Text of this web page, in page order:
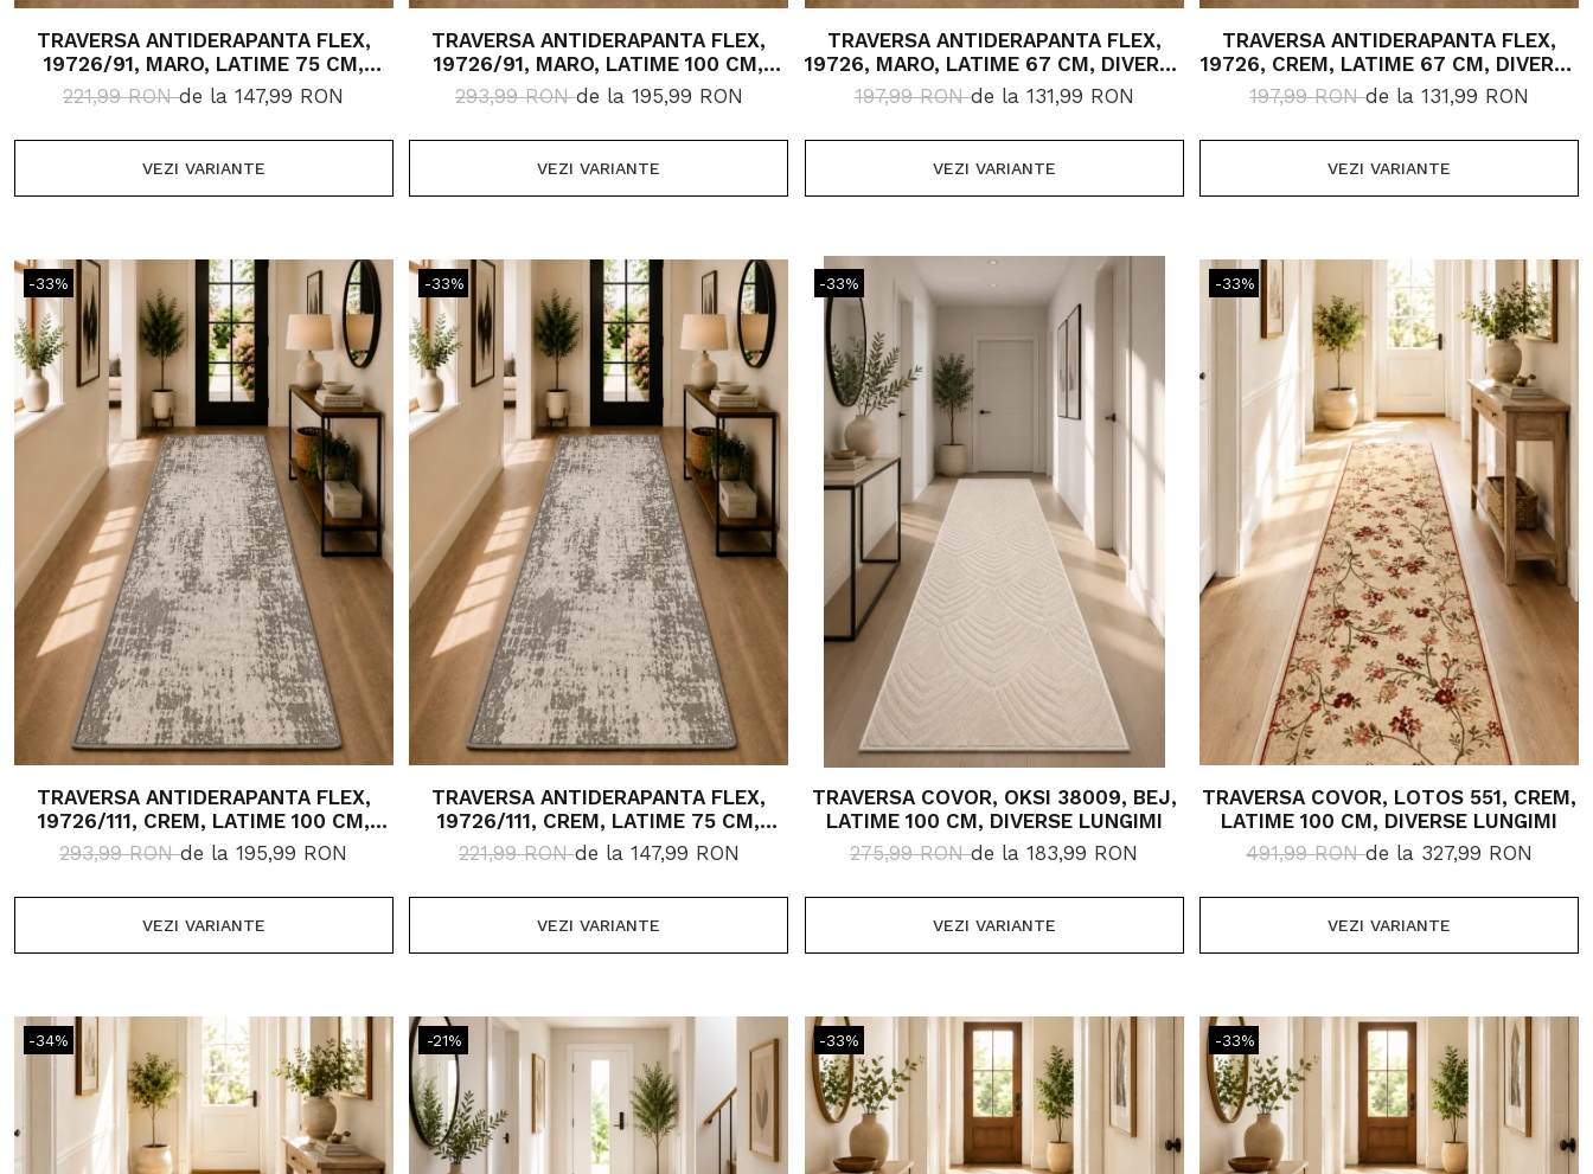
TRAVERSA ANTIDERAPANTA FLEX,
19726/91, MARO, LATIME 75 CM,
DIVERSE LUNGIMI
221,99 RONde la 147,99 RON
VEZI VARIANTE
TRAVERSA ANTIDERAPANTA FLEX,
19726/91, MARO, LATIME 100 CM,
DIVERSE LUNGIMI
293,99 RONde la 195,99 RON
VEZI VARIANTE
TRAVERSA ANTIDERAPANTA FLEX,
19726, MARO, LATIME 67 CM, DIVERSE
LUNGIMI
197,99 RONde la 131,99 RON
VEZI VARIANTE
TRAVERSA ANTIDERAPANTA FLEX,
19726, CREM, LATIME 67 CM, DIVERSE
LUNGIMI
197,99 RONde la 131,99 RON
VEZI VARIANTE
-33%
TRAVERSA ANTIDERAPANTA FLEX,
19726/111, CREM, LATIME 100 CM,
DIVERSE LUNGIMI
293,99 RONde la 195,99 RON
VEZI VARIANTE
-33%
TRAVERSA ANTIDERAPANTA FLEX,
19726/111, CREM, LATIME 75 CM,
DIVERSE LUNGIMI
221,99 RONde la 147,99 RON
VEZI VARIANTE
-33%
TRAVERSA COVOR, OKSI 38009, BEJ,
LATIME 100 CM, DIVERSE LUNGIMI
275,99 RONde la 183,99 RON
VEZI VARIANTE
-33%
TRAVERSA COVOR, LOTOS 551, CREM,
LATIME 100 CM, DIVERSE LUNGIMI
491,99 RONde la 327,99 RON
VEZI VARIANTE
-34% -21% -33% -33%